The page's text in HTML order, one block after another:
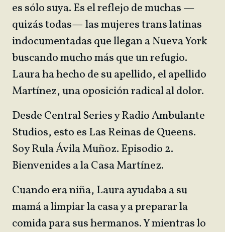
es sólo suya. Es el reflejo de muchas —
quizás todas— las mujeres trans latinas
indocumentadas que llegan a Nueva York
buscando mucho más que un refugio.
Laura ha hecho de su apellido, el apellido
Martínez, una oposición radical al dolor.
Desde Central Series y Radio Ambulante
Studios, esto es Las Reinas de Queens.
Soy Rula Ávila Muñoz. Episodio 2.
Bienvenides a la Casa Martínez.
Cuando era niña, Laura ayudaba a su
mamá a limpiar la casa y a preparar la
comida para sus hermanos. Y mientras lo